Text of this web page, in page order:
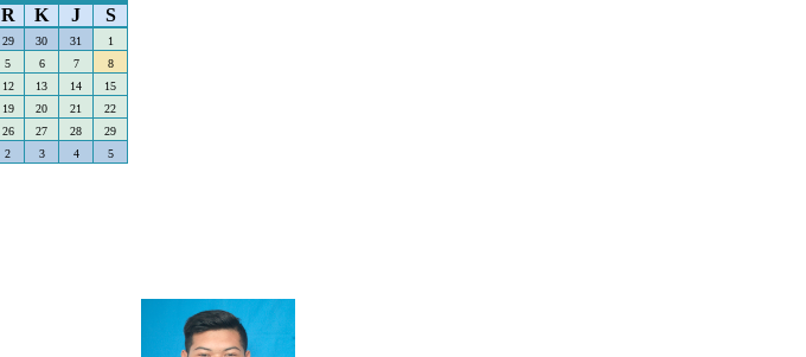
R K J S
29 30 31
1
5 6 7
8
12 13 14
15
19 20 21
22
26 27 28
29
2 3 4 5